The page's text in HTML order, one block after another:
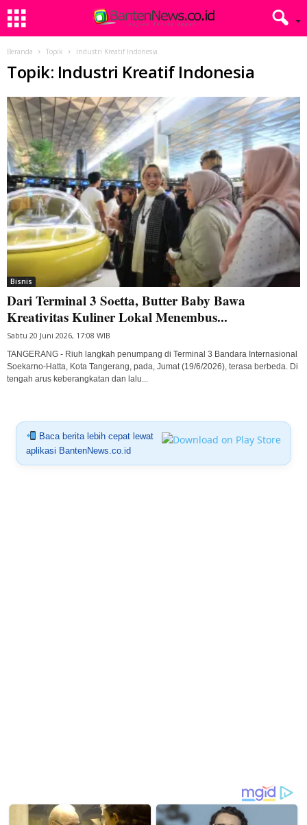
Beranda Topik Industri Kreatif Indonesia
Topik: Industri Kreatif Indonesia
Bisnis
Dari Terminal 3 Soetta, Butter Baby Bawa
Kreativitas Kuliner Lokal Menembus...
Sabtu 20 Juni 2026, 17:08 WIB
TANGERANG - Riuh langkah penumpang di Terminal 3 Bandara Internasional
Soekarno-Hatta, Kota Tangerang, pada, Jumat (19/6/2026), terasa berbeda. Di
tengah arus keberangkatan dan lalu...
Baca berita lebih cepat lewat
aplikasi BantenNews.co.id